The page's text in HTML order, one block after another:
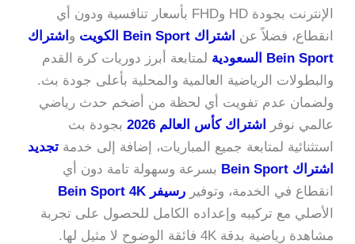
الإنترنت بجودة HD وFHD بأسعار تنافسية ودون أي
انقطاع، فضلاً عن اشتراك Bein Sport الكويت واشتراك
Bein Sport السعودية
لمتابعة أبرز دوريات كرة القدم
والبطولات الرياضية العالمية والمحلية بأعلى جودة بث.
ولضمان عدم تفويت أي لحظة من أضخم حدث رياضي
عالمي نوفر اشتراك كأس العالم 2026
بجودة بث
استثنائية لمتابعة جميع المباريات، إضافة إلى خدمة تجديد
اشتراك Bein Sport
بسرعة وسهولة تامة دون أي
انقطاع في الخدمة، وتوفير رسيفر Bein Sport 4K
الأصلي مع تركيبه وإعداده الكامل للحصول على تجربة
مشاهدة رياضية بدقة 4K فائقة الوضوح لا مثيل لها.